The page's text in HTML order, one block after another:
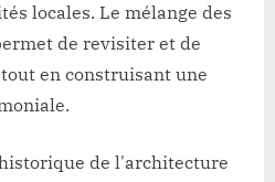
locales. Le mélange des
de revisiter et de
en construisant une
de l'architecture